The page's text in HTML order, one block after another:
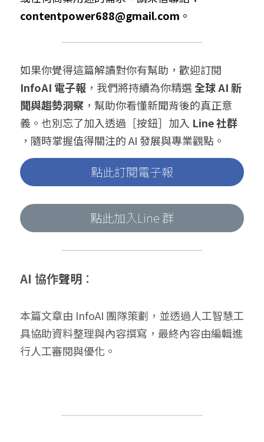
contentpower688@gmail.com 。
InfoAI 電子報 ，我們將持續為你精選 全球 AI 新
聞與趨勢洞察 ，幫助你看懂新聞背後的真正意
義。也別忘了加入透過［按鈕］加入 Line 社群
，隨時掌握值得關注的 AI 發展與專業觀點。
點此訂閱電子報
點此加入Line 群
AI 協作聲明 ：
本篇文章由 InfoAI 團隊策劃，並透過人工智慧工
具協助資料整理與內容撰寫，最終內容由編輯進
行人工審閱與優化。